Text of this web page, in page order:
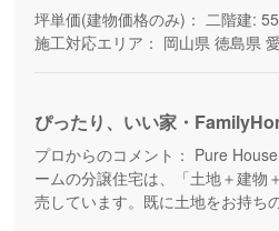
坪単価(建物価格のみ)： 二階建:
施工対応エリア： 岡山県 徳島県
ぴったり、いい家・
プロからのコメント： Pure
ームの分譲住宅は、「土地＋建物
売しています。既に土地をお持ち